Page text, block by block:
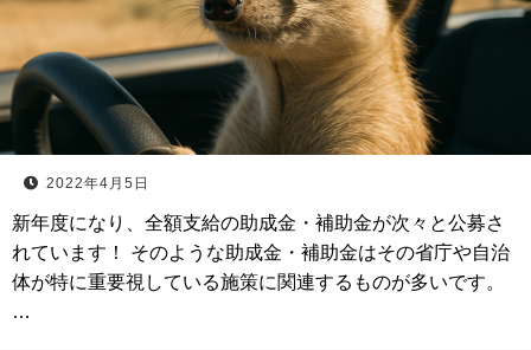
2022年4月5日
新年度になり、全額支給の助成金・補助金が次々と公募さ
れています！ そのような助成金・補助金はその省庁や自治
体が特に重要視している施策に関連するものが多いです。
…